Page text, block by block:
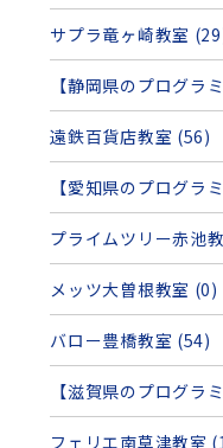
サプラ竜ヶ崎教室
【静岡県のプログラ
遠鉄百貨店教室 (56)
【愛知県のプログラ
プライムツリー赤池
メッツ大曽根教室 (0)
バロー豊橋教室 (54)
【滋賀県のプログラ
フェリエ南草津教室